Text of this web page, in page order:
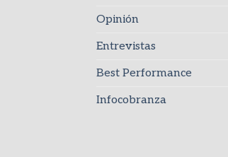
Opinión
Entrevistas
Best Performance
Infocobranza